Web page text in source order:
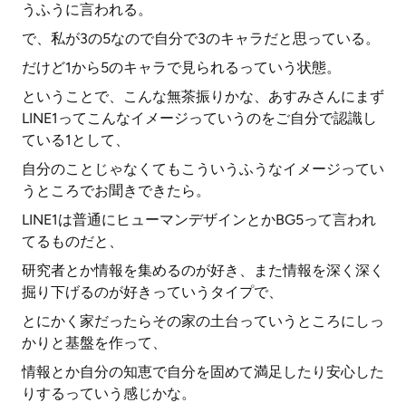
うふうに言われる。
で、私が3の5なので自分で3のキャラだと思っている。
だけど1から5のキャラで見られるっていう状態。
ということで、こんな無茶振りかな、あすみさんにまず
LINE1ってこんなイメージっていうのをご自分で認識し
ている1として、
自分のことじゃなくてもこういうふうなイメージってい
うところでお聞きできたら。
LINE1は普通にヒューマンデザインとかBG5って言われ
てるものだと、
研究者とか情報を集めるのが好き、また情報を深く深く
掘り下げるのが好きっていうタイプで、
とにかく家だったらその家の土台っていうところにしっ
かりと基盤を作って、
情報とか自分の知恵で自分を固めて満足したり安心した
りするっていう感じかな。